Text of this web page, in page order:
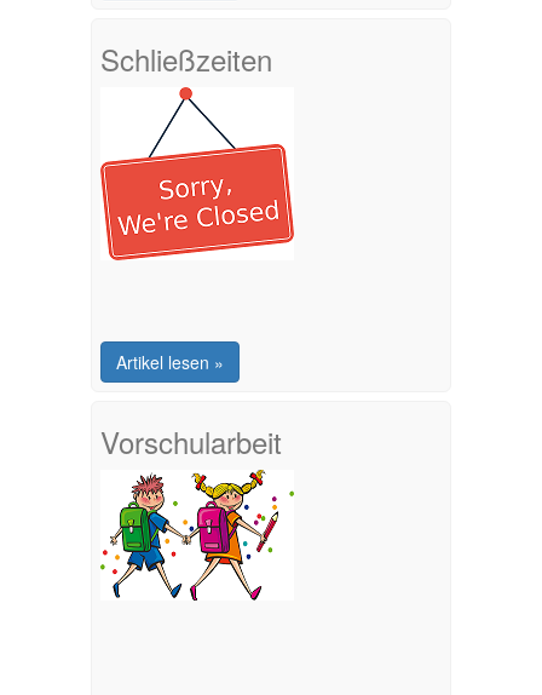
Schließzeiten
Artikel lesen »
Vorschularbeit